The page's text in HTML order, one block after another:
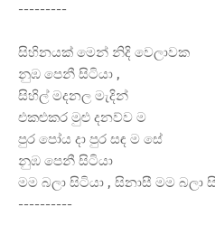
---------
සිහිනයක් මෙන් නිදි වෙලාවක
නුඹ පෙනී සිටියා ,
සිහිල් මදනල මැදින්
එකළුකර මුළු දනව්ව ම
පුර පෝය දා පුර සඳ ම සේ
නුඹ පෙනී සිටියා
මම බලා සිටියා , සිනාසී මම බලා
----------